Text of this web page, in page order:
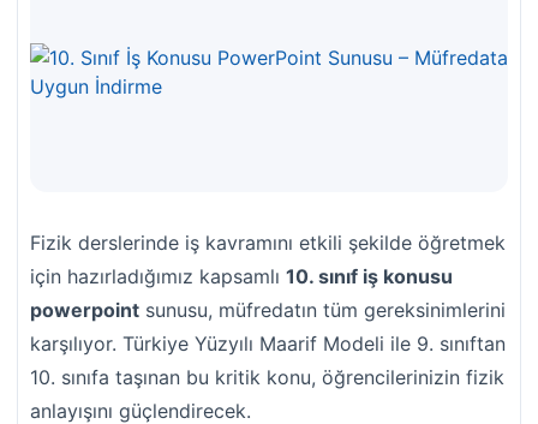
Fizik derslerinde iş kavramını etkili şekilde öğretmek
için hazırladığımız kapsamlı 10. sınıf iş konusu
powerpoint sunusu, müfredatın tüm gereksinimlerini
karşılıyor. Türkiye Yüzyılı Maarif Modeli ile 9. sınıftan
10. sınıfa taşınan bu kritik konu, öğrencilerinizin fizik
anlayışını güçlendirecek.